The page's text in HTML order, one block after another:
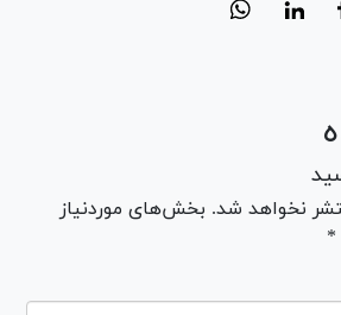
نخواهد شد. بخش‌های موردنیاز
*